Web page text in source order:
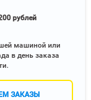
рублей
машиной или
в день заказа
ЗАКАЗЫ